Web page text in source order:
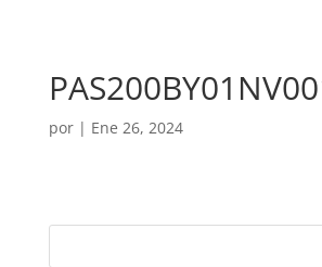
por | Ene 26, 2024